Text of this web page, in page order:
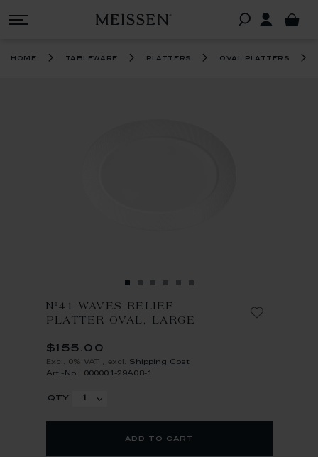
home tableware platters oval platters
N°41 WAVES RELIEF
PLATTER OVAL, LARGE
$155.00
Excl. 0% VAT excl. Shipping Cost
Art.-No.: 000001-29A08-1
qty
add to cart